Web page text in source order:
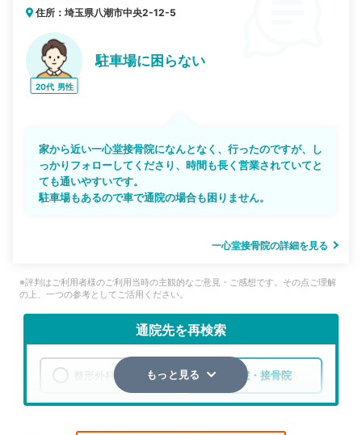
住所：埼玉県八潮市中央2-12-5
20代 男性
駐車場に困らない
家から近い一心堂接骨院になんとなく、行ったのですが、し
っかりフォローしてくださり、時間も長く営業されていてと
ても通いやすいです。
駐車場もあるので車で通院の場合も困りません。
一心堂接骨院の詳細を見る
※評判はご利用者様のご利用当時の主観的なご意見・ご感想です。その点ご理解
の上、一つの参考としてご活用ください。
通院先を再検索
整形外科 整骨院・接骨院
もっと見る